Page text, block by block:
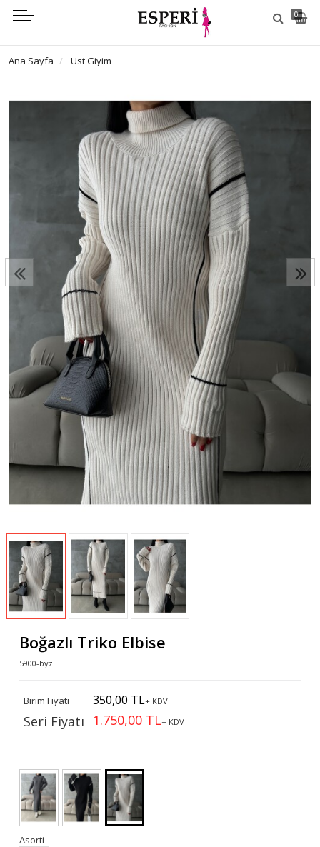
0
Ana Sayfa Üst Giyim
Boğazlı Triko Elbise
5900-byz
Birim Fiyatı 350,00 TL+ KDV
Seri Fiyatı 1.750,00 TL+ KDV
Asorti